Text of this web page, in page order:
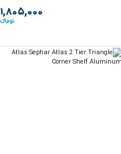
۱,۸۰۵,۰۰۰